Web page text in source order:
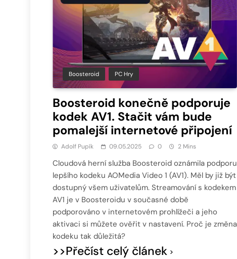
Boosteroid PC Hry
Boosteroid konečně podporuje
kodek AV1. Stačit vám bude
pomalejší internetové připojení
Adolf Pupík 09.05.2025 0 2 Mins
Cloudová herní služba Boosteroid oznámila podporu
lepšího kodeku AOMedia Video 1 (AV1). Měl by již být
dostupný všem uživatelům. Streamování s kodekem
AV1 je v Boosteroidu v současné době
podporováno v internetovém prohlížeči a jeho
aktivaci si můžete ověřit v nastavení. Proč je změna
kodeku tak důležitá?
>>Přečíst celý článek